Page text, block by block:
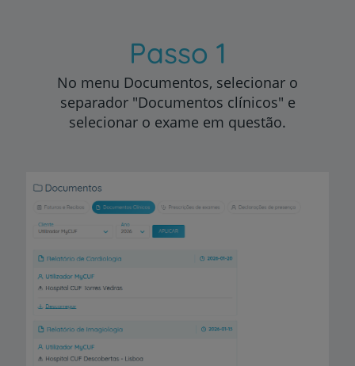
Passo 1
No menu Documentos, selecionar o
separador "Documentos clínicos" e
selecionar o exame em questão.